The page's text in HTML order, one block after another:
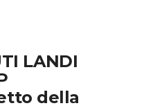
LANDI
della